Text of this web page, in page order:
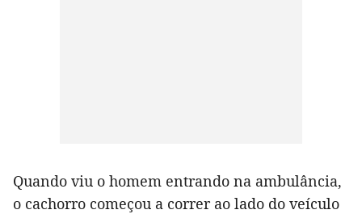
Quando viu o homem entrando na ambulância,
o cachorro começou a correr ao lado do veículo